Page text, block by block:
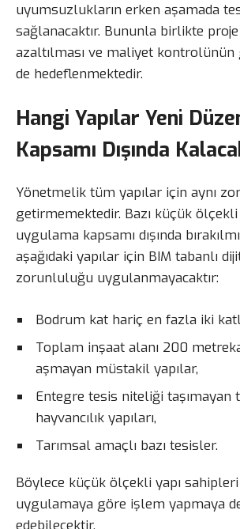
uyumsuzlukların erken aşamada
sağlanacaktır. Bununla birlikte proje
azaltılması ve maliyet
de hedeflenmektedir.
Hangi Yapılar Yeni
Kapsamı Dışında
Yönetmelik tüm yapılar için aynı
getirmemektedir. Bazı küçük ölçekli
uygulama kapsamı dışında
aşağıdaki yapılar için BIM tabanlı
zorunluluğu uygulanmayacaktır:
Bodrum kat hariç en fazla iki
Toplam inşaat alanı 200
aşmayan müstakil yapılar,
Entegre tesis niteliği taşımayan
hayvancılık yapıları,
Tarımsal amaçlı bazı tesisler.
Böylece küçük ölçekli yapı
uygulamaya göre işlem yapmaya
edebilecektir.